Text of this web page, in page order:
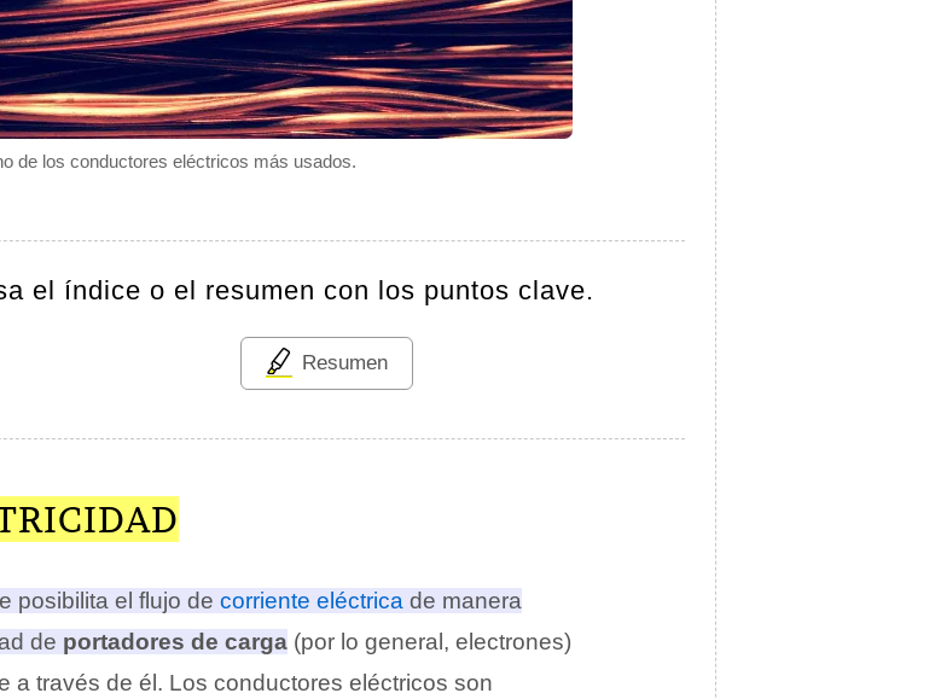
de los conductores eléctricos más usados.
el índice o el resumen con los puntos clave.
Resumen
posibilita el flujo de corriente eléctrica de manera
de portadores de carga (por lo general, electrones)
a través de él. Los conductores eléctricos son